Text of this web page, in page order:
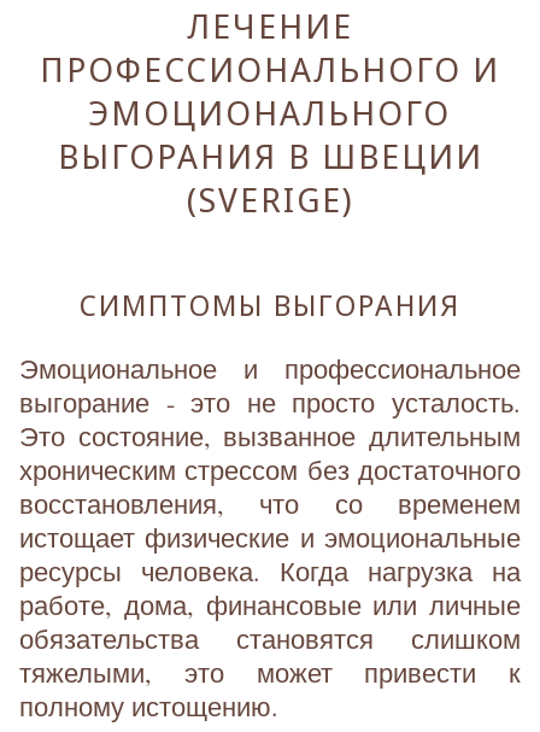
ЛЕЧЕНИЕ
ПРОФЕССИОНАЛЬНОГО И
ЭМОЦИОНАЛЬНОГО
ВЫГОРАНИЯ В ШВЕЦИИ
(SVERIGE)
СИМПТОМЫ ВЫГОРАНИЯ
Эмоциональное и профессиональное
выгорание - это не просто усталость.
Это состояние, вызванное длительным
хроническим стрессом без достаточного
восстановления, что со временем
истощает физические и эмоциональные
ресурсы человека. Когда нагрузка на
работе, дома, финансовые или личные
обязательства становятся слишком
тяжелыми, это может привести к
полному истощению.